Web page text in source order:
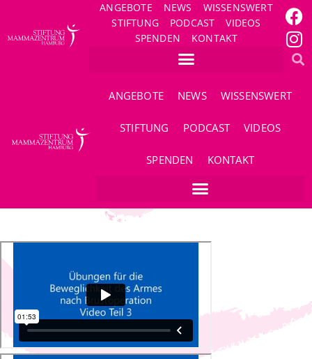
ANGEBOTE NEWS
WISSENSWERT
STIFTUNG
PODCAST
VIDEOS
SPENDEN
KONTAKT
ANGEBOTE NEWS WISSENSWERT
STIFTUNG PODCAST VIDEOS
SPENDEN KONTAKT